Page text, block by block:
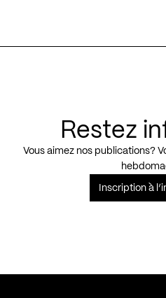
Restez
Vous aimez nos publications?
Inscription à